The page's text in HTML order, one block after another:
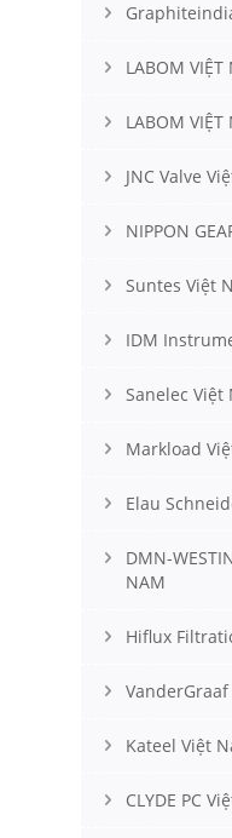
LABOM VIỆT
LABOM VIỆT
JNC Valve
NIPPON
Suntes Việt
IDM
Sanelec Việt
Markload
Elau
DMN-
NAM
Hiflux
Kateel Việt
CLYDE PC